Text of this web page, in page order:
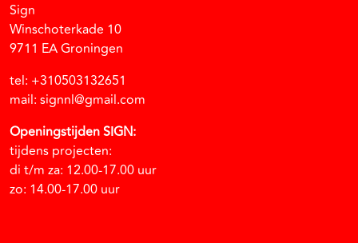
Sign
Winschoterkade 10
9711 EA Groningen
tel: +310503132651
mail: signnl@gmail.com
Openingstijden SIGN:
tijdens projecten:
di t/m za: 12.00-17.00 uur
zo: 14.00-17.00 uur